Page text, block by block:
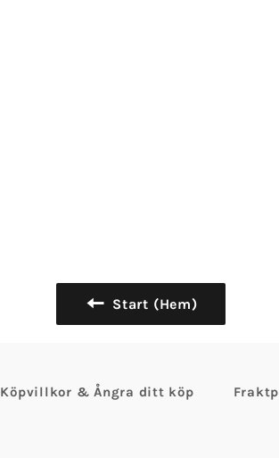
Start (Hem)
Köpvillkor & Ångra ditt köp